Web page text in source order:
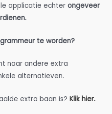
applicatie echter ongeveer
te worden?
naar andere extra
alternatieven.
extra baan is? Klik hier.